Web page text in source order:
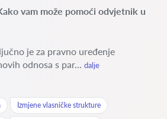
vam može pomoći odvjetnik u
je za pravno uređenje
odnosa s par... dalje
Izmjene vlasničke strukture